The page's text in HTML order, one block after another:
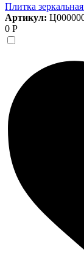
Плитка
Артикул:
0 Р